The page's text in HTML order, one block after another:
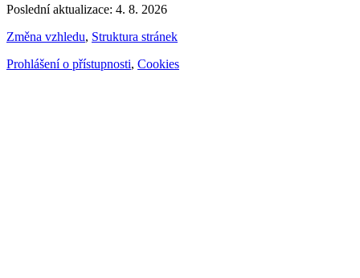
Poslední aktualizace: 4. 8. 2026
Změna vzhledu, Struktura stránek
Prohlášení o přístupnosti, Cookies